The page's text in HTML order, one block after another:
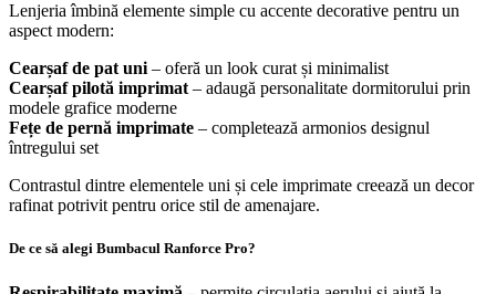
Lenjeria îmbină elemente simple cu accente decorative pentru un
aspect modern:
Cearșaf de pat uni – oferă un look curat și minimalist
Cearșaf pilotă imprimat – adaugă personalitate dormitorului prin
modele grafice moderne
Fețe de pernă imprimate – completează armonios designul
întregului set
Contrastul dintre elementele uni și cele imprimate creează un decor
rafinat potrivit pentru orice stil de amenajare.
De ce să alegi Bumbacul Ranforce Pro?